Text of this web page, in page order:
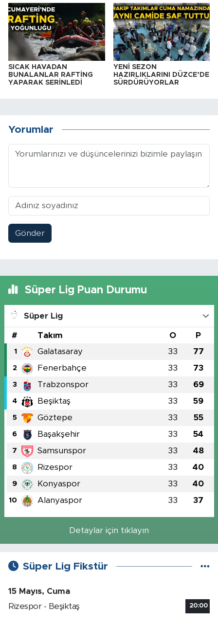
SICAK HAVADAN
BUNALANLAR RAFTİNG
YAPARAK SERİNLEDİ
YENİ SEZON
HAZIRLIKLARINI DÜZCE’DE
SÜRDÜRÜYORLAR
Yorumlar
Gönder
Süper Lig Puan Durumu
Süper Lig
# Takım O P
1 Galatasaray 33 77
2 Fenerbahçe 33 73
3 Trabzonspor 33 69
4 Beşiktaş 33 59
5 Göztepe 33 55
6 Başakşehir 33 54
7 Samsunspor 33 48
8 Rizespor 33 40
9 Konyaspor 33 40
10 Alanyaspor 33 37
Detaylar için tıklayın
Süper Lig Fikstür
15 Mayıs, Cuma
Rizespor - Beşiktaş
20:00